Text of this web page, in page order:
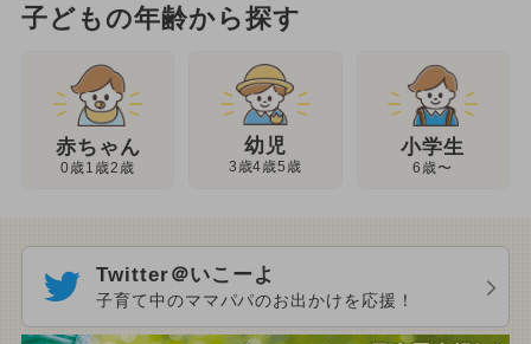
子どもの年齢から探す
赤ちゃん
0歳1歳2歳
幼児
3歳4歳5歳
小学生
6歳〜
Twitter＠いこーよ
子育て中のママパパのお出かけを応援！